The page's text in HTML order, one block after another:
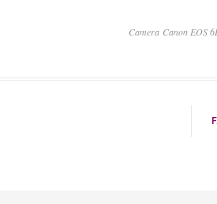
Camera Canon EOS